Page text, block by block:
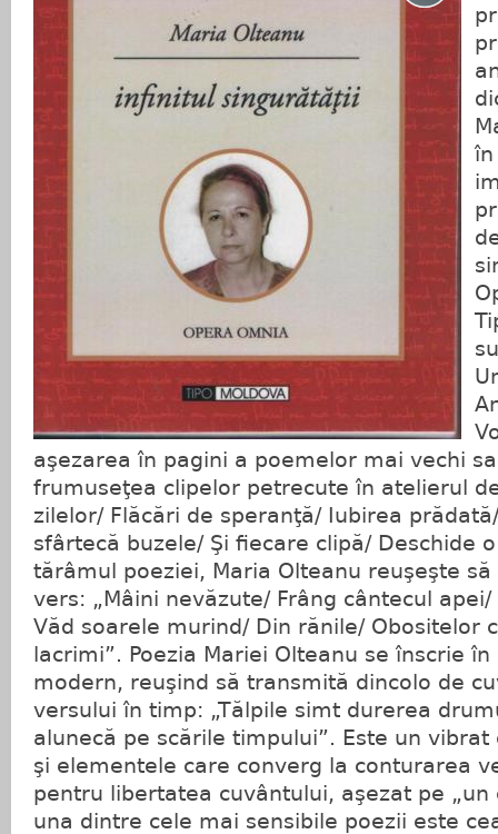
în
aşezarea în pagini a poemelor mai vechi
frumuseţea clipelor petrecute în atelierul
zilelor/ Flăcări de speranţă/ Iubirea
sfârtecă buzele/ Şi fiecare clipă/ Deschide
tărâmul poeziei, Maria Olteanu reuşeşte
vers: „Mâini nevăzute/ Frâng cântecul
Văd soarele murind/ Din rănile/ Obositelor
lacrimi”. Poezia Mariei Olteanu se înscrie
modern, reuşind să transmită dincolo de
versului în timp: „Tălpile simt durerea
alunecă pe scările timpului”. Este un
şi elementele care converg la conturarea
pentru libertatea cuvântului, aşezat pe „un
una dintre cele mai sensibile poezii este